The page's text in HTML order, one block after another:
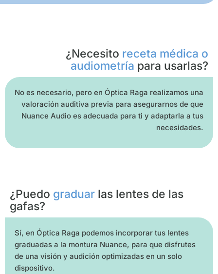
¿Necesito receta médica o
audiometría para usarlas?
No es necesario, pero en Óptica Raga realizamos una
valoración auditiva previa para asegurarnos de que
Nuance Audio es adecuada para ti y adaptarla a tus
necesidades.
Sí, en Óptica Raga podemos incorporar tus lentes
graduadas a la montura Nuance, para que disfrutes
de una visión y audición optimizadas en un solo
dispositivo.
¿Puedo graduar las lentes de las
gafas?